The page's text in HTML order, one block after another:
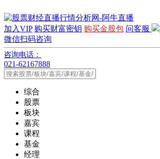
加入VIP 购买财富密钥 购买金股包 问客服
微信扫码咨询
咨询电话：
021-62167888
综合
股票
板块
嘉宾
课程
基金
经理